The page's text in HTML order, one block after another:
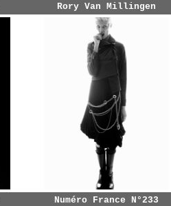
Rory Van Millingen
Numéro France N°233